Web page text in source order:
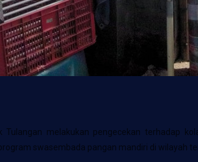
Tulangan melakukan pengecekan terhadap
swasembada pangan mandiri di wilayah